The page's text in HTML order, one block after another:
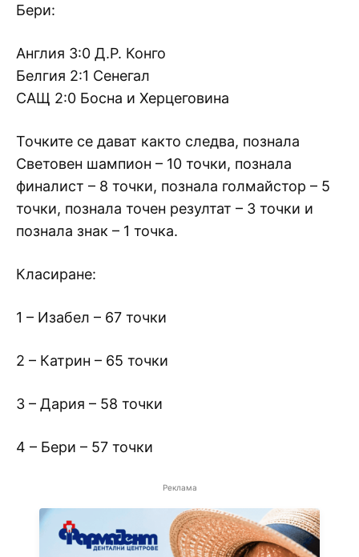
Бери:
Англия 3:0 Д.Р. Конго
Белгия 2:1 Сенегал
САЩ 2:0 Босна и Херцеговина
Точките се дават както следва, познала
Световен шампион – 10 точки, познала
финалист – 8 точки, познала голмайстор – 5
точки, познала точен резултат – 3 точки и
познала знак – 1 точка.
Класиране:
1 – Изабел – 67 точки
2 – Катрин – 65 точки
3 – Дария – 58 точки
4 – Бери – 57 точки
Реклама